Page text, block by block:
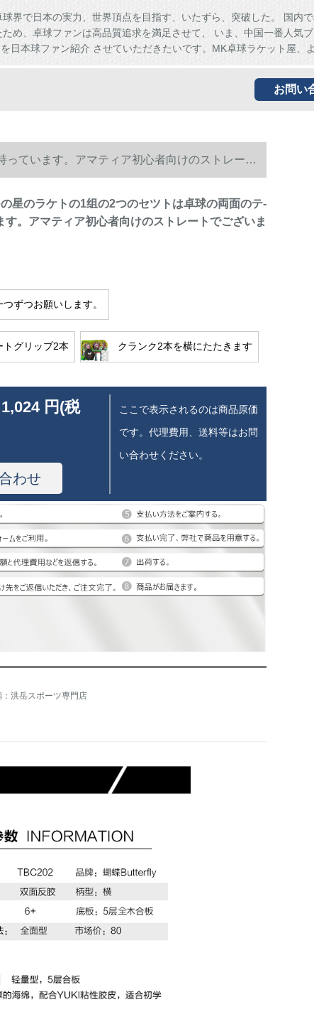
界で日本の実力、世界頂点を目指す、いたずら、突破した。 国内
ため、卓球ファンは高品質追求を満足させて、 いま、中国一番人気
日本球ファン紹介 させていただきたいです。MK卓球ラケット屋、
お問い
ています。アマティア初心者向けのストレート
星のラケトの1组の2つのセツトは卓球の両面のテ-
す。アマティア初心者向けのストレートでございま
ずつお願いします。
トグリップ2本 クランク2本を横にたたきます
1,024 円(税
わせ
ここで表示されるのは商品原価
です。代理費用、送料等はお問
い合わせください。
：洪岳スポーツ専門店